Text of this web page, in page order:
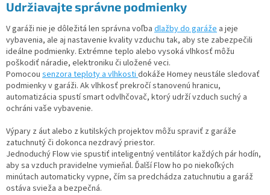
Udržiavajte správne podmienky
V garáži nie je dôležitá len správna voľba dlažby do garáže a jeje
vybavenia, ale aj nastavenie kvality vzduchu tak, aby ste zabezpečili
ideálne podmienky. Extrémne teplo alebo vysoká vlhkosť môžu
poškodiť náradie, elektroniku či uložené veci.
Pomocou senzora teploty a vlhkosti dokáže Homey neustále sledovať
podmienky v garáži. Ak vlhkosť prekročí stanovenú hranicu,
automatizácia spustí smart odvlhčovač, ktorý udrží vzduch suchý a
ochráni vaše vybavenie.
Výpary z áut alebo z kutilských projektov môžu spraviť z garáže
zatuchnutý či dokonca nezdravý priestor.
Jednoduchý Flow vie spustiť inteligentný ventilátor každých pár hodín,
aby sa vzduch pravidelne vymieňal. Ďalší Flow ho po niekoľkých
minútach automaticky vypne, čím sa predchádza zatuchnutiu a garáž
ostáva svieža a bezpečná.